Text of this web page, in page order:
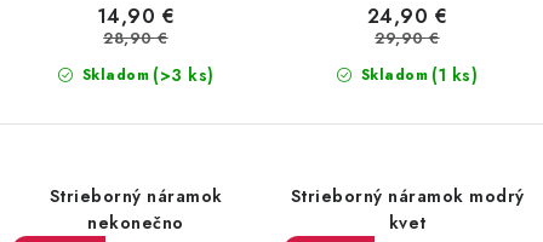
Skladom (>3 ks)
14,90 €
28,90 €
Skladom (1 ks)
24,90 €
29,90 €
Strieborný náramok
nekonečno
Strieborný náramok modrý
kvet